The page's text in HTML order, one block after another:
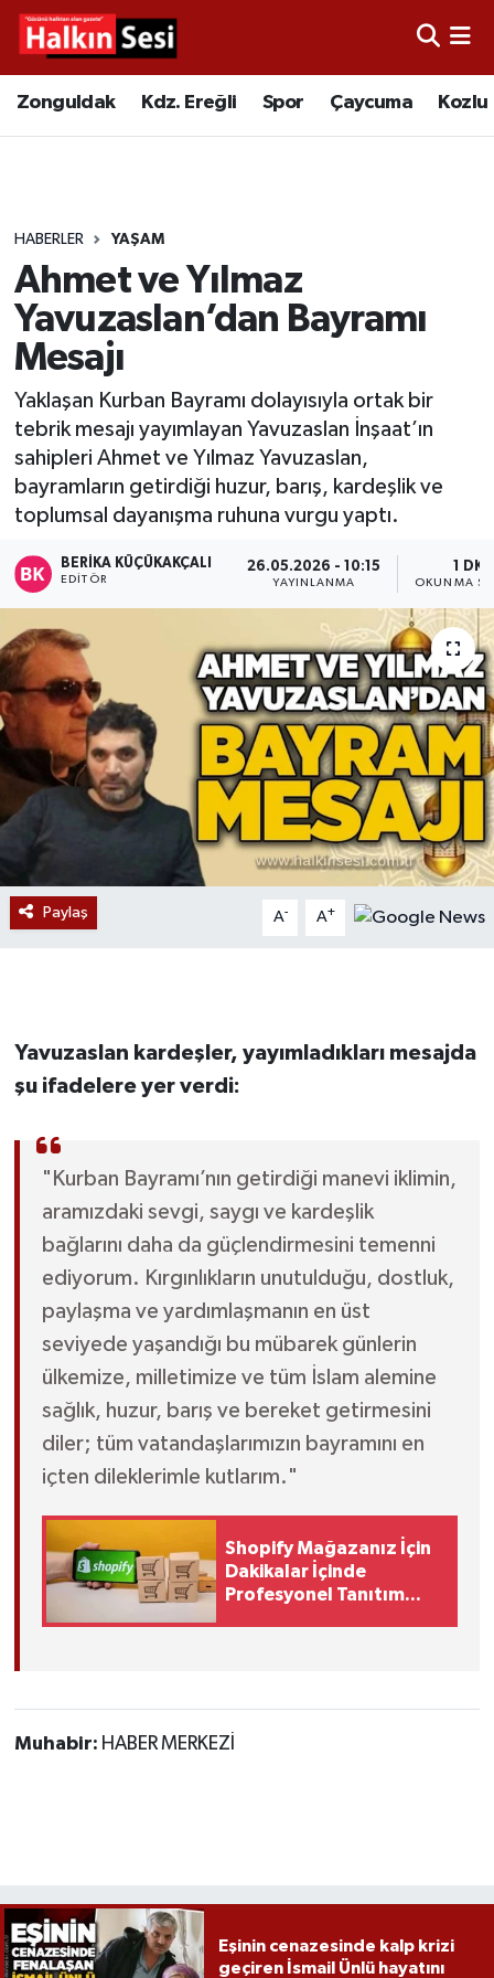
Zonguldak Kdz. Ereğli Spor Çaycuma Kozlu
HABERLER YAŞAM
Ahmet ve Yılmaz
Yavuzaslan’dan Bayramı
Mesajı
Yaklaşan Kurban Bayramı dolayısıyla ortak bir
tebrik mesajı yayımlayan Yavuzaslan İnşaat’ın
sahipleri Ahmet ve Yılmaz Yavuzaslan,
bayramların getirdiği huzur, barış, kardeşlik ve
toplumsal dayanışma ruhuna vurgu yaptı.
BERIKA KÜÇÜKAKÇALI
EDITÖR
26.05.2026 - 10:15
YAYINLANMA
1 DK
OKUNMA
Paylaş A- A+
Yavuzaslan kardeşler, yayımladıkları mesajda
şu ifadelere yer verdi:
"Kurban Bayramı’nın getirdiği manevi iklimin,
aramızdaki sevgi, saygı ve kardeşlik
bağlarını daha da güçlendirmesini temenni
ediyorum. Kırgınlıkların unutulduğu, dostluk,
paylaşma ve yardımlaşmanın en üst
seviyede yaşandığı bu mübarek günlerin
ülkemize, milletimize ve tüm İslam alemine
sağlık, huzur, barış ve bereket getirmesini
diler; tüm vatandaşlarımızın bayramını en
içten dileklerimle kutlarım."
Shopify Mağazanız İçin
Dakikalar İçinde
Profesyonel Tanıtım
Muhabir: HABER MERKEZİ
Eşinin cenazesinde kalp krizi
geçiren İsmail Ünlü hayatını
Video
Çaycuma
Alaplı
Asayiş
Bartın
Karabük
ÇEVRE
BİLİM VE TEKNOLOJİ
DUNYA
Düzce
Ekonomi
Gökçebey
GÜNDEM
İş ilanı
Kilimli
Kültür - Sanat
MAGAZİN
Politika
Resmi İlan
Sağlık
Ulusal
Merkez Hava Durumu
Süper Lig Puan Durumu ve Fikstür
Tüm Manşetler
Son Dakika Haberleri
Haber Arşivi